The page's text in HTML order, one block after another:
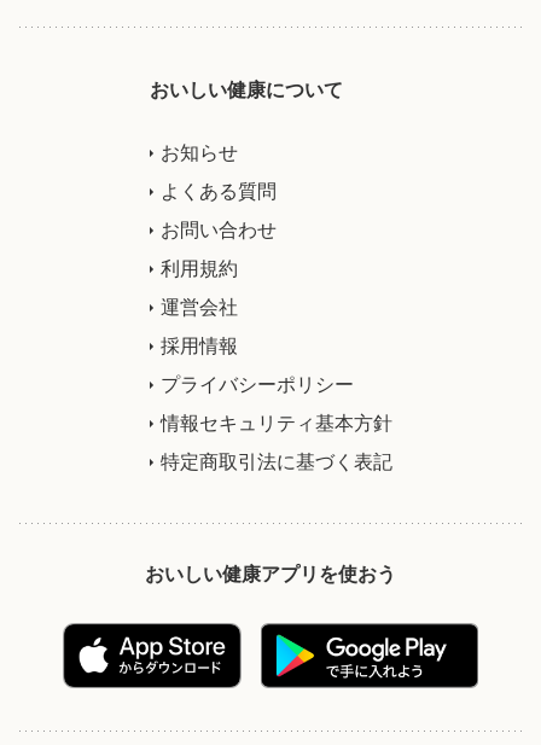
おいしい健康について
お知らせ
よくある質問
お問い合わせ
利用規約
運営会社
採用情報
プライバシーポリシー
情報セキュリティ基本方針
特定商取引法に基づく表記
おいしい健康アプリを使おう